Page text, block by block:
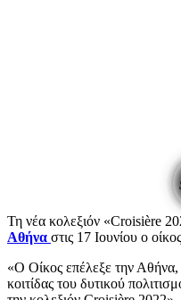
Τη νέα κολεξιόν «Croisière
Αθήνα στις 17 Ιουνίου ο
«Ο Οίκος επέλεξε την Αθήνα,
κοιτίδας του δυτικού